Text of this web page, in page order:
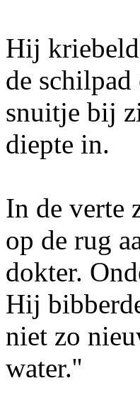
Hij
de
snuitje bij
diepte in.
In de verte
op de rug
dokter.
Hij
niet zo
water.''